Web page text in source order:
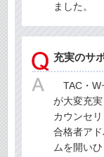
ました。
充実のサ
TAC・W
が大変充
カウンセ
合格者ア
ムを開い